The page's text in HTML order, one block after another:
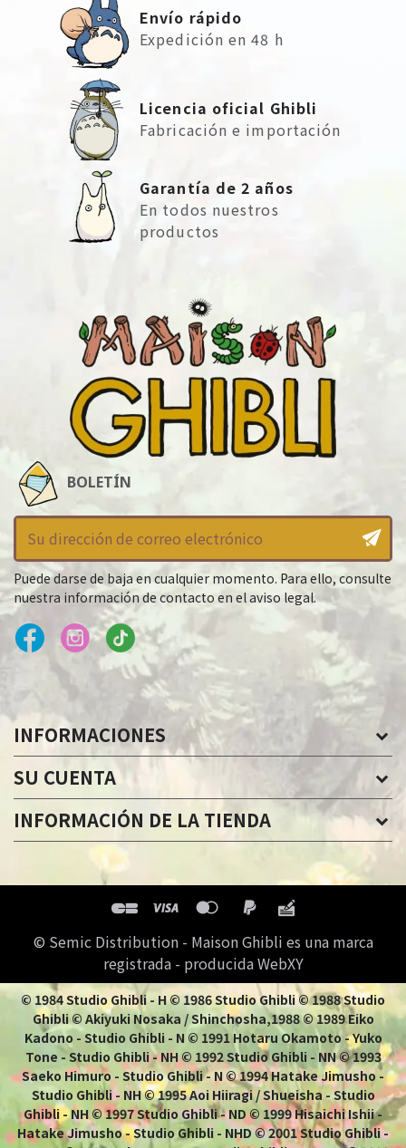
Envío rápido
Expedición en 48 h
Licencia oficial Ghibli
Fabricación e importación
Garantía de 2 años
En todos nuestros
productos
BOLETÍN
Puede darse de baja en cualquier momento. Para ello, consulte
nuestra información de contacto en el aviso legal.
INFORMACIONES
SU CUENTA
INFORMACIÓN DE LA TIENDA
© Semic Distribution - Maison Ghibli es una marca
registrada - producida WebXY
© 1984 Studio Ghibli - H © 1986 Studio Ghibli © 1988 Studio
Ghibli © Akiyuki Nosaka / Shinchosha,1988 © 1989 Eiko
Kadono - Studio Ghibli - N © 1991 Hotaru Okamoto - Yuko
Tone - Studio Ghibli - NH © 1992 Studio Ghibli - NN © 1993
Saeko Himuro - Studio Ghibli - N © 1994 Hatake Jimusho -
Studio Ghibli - NH © 1995 Aoi Hiiragi / Shueisha - Studio
Ghibli - NH © 1997 Studio Ghibli - ND © 1999 Hisaichi Ishii -
Hatake Jimusho - Studio Ghibli - NHD © 2001 Studio Ghibli -